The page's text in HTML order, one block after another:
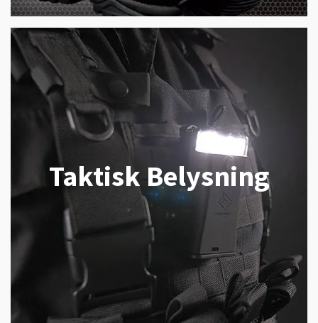
Taktisk Belysning